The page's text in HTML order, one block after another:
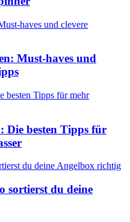
Must-haves und
Die besten Tipps für
sortierst du deine